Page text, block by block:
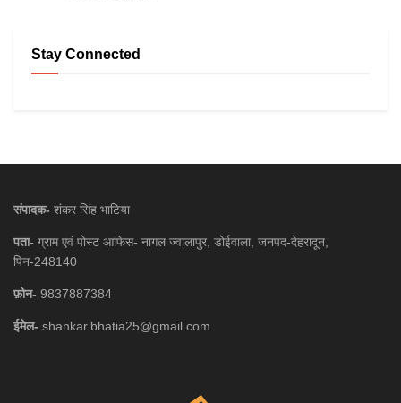
Stay Connected
संपादक- शंकर सिंह भाटिया
पता- ग्राम एवं पोस्ट आफिस- नागल ज्वालापुर, डोईवाला, जनपद-देहरादून,
पिन-248140
फ़ोन- 9837887384
ईमेल- shankar.bhatia25@gmail.com